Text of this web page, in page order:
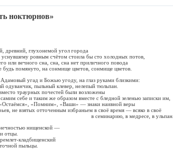
ноктюрнов»
древний, глухонемой угол города
ровным счётом стоила бы сто холодных потов,
или вечного сна, сна, сна нет приличного повода
будь помянуто, на сонмище цветов, сонмище цветов.
угад и Божью угоду, на глаз руками близкими:
одуванчик, пыльный клевер, нелепый тюльпан.
траурных почестей были возложены
и таким же образом вместе с бледной зеленью записки им,
«Помним», «Ваши» — знаки наивной веры
отточенным избраньем в своё время — всяко в своё
в медресе, в ульпан.
нищенской —
отцы.
кладбищенский
пыльцы.